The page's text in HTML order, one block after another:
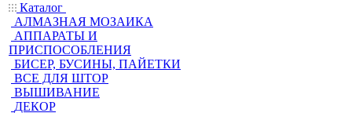
Каталог
АЛМАЗНАЯ МОЗАИКА
АППАРАТЫ И
ПРИСПОСОБЛЕНИЯ
БИСЕР, БУСИНЫ, ПАЙЕТКИ
ВСЕ ДЛЯ ШТОР
ВЫШИВАНИЕ
ДЕКОР